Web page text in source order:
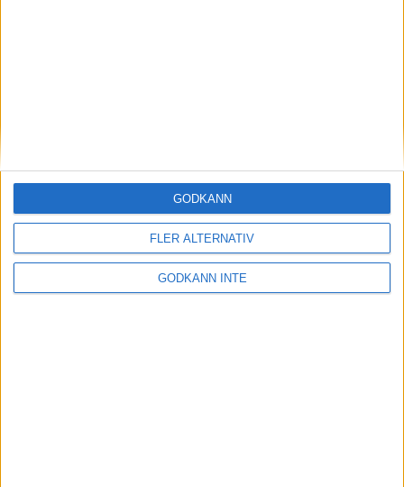
FLER ALTERNATIV
GODKÄNN INTE
GODKÄNN
Historiska löpare
» Fler teman
INTRESSANTA LOPP
Höstrusket • 8 november